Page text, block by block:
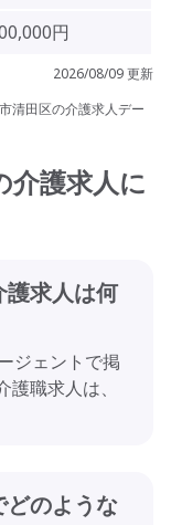
円
2026/08/09 更新
清田区の介護求人デー
介護求人に
護求人は何
ジェントで掲
職求人は、
どのような